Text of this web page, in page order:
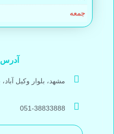
جمعه
آدرس
مشهد، بلوار وکیل آباد،
051-38833888